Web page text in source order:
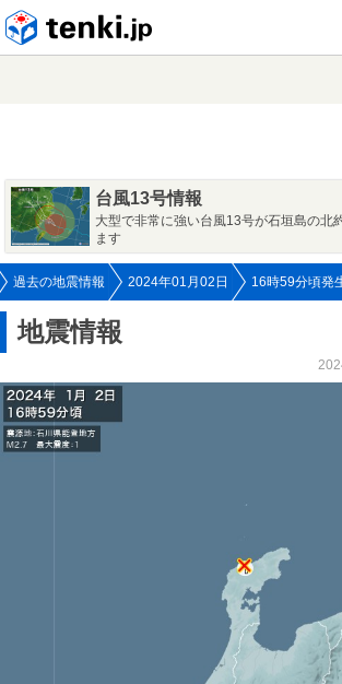
台風13号情報
大型で非常に強い台風13号が石垣島の北
ます
過去の地震情報 2024年01月02日 16時59分頃発
地震情報